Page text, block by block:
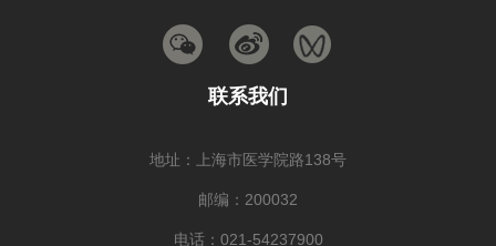
联系我们
地址：上海市医学院路138号
邮编：200032
电话：021-54237900